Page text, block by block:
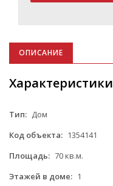
ОПИСАНИЕ
Характеристики
Тип: Дом
Код объекта: 1354141
Площадь: 70 кв.м.
Этажей в доме: 1